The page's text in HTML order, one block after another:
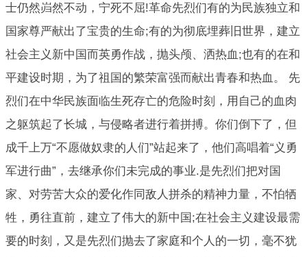
士仍然岿然不动，宁死不屈!革命先烈们有的为民族独立和
国家尊严献出了宝贵的生命;有的为彻底埋葬旧世界，建立
社会主义新中国而英勇作战，抛头颅、洒热血;也有的在和
平建设时期，为了祖国的繁荣富强而献出青春和热血。 先
烈们在中华民族面临生死存亡的危险时刻，用自己的血肉
之躯筑起了长城，与侵略者进行着拼搏。你们倒下了，但
成千上万“不愿做奴隶的人们”站起来了，他们高唱着“义勇
军进行曲”，去继承你们未完成的事业.是先烈们把对国
家、对劳苦大众的爱化作同敌人拼杀的精神力量，不怕牺
牲，勇往直前，建立了伟大的新中国;在社会主义建设最需
要的时刻，又是先烈们抛去了家庭和个人的一切，毫不犹